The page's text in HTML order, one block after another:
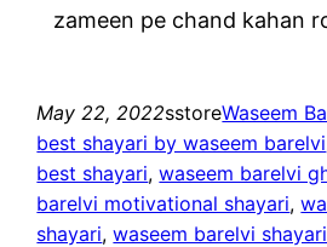
zameen pe chand kahan
May 22, 2022sstoreWaseem
best shayari by waseem barelvi
best shayari, waseem barelvi
barelvi motivational shayari,
shayari, waseem barelvi